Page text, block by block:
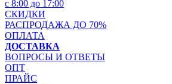
с 8:00 до 17:00
СКИДКИ
РАСПРОДАЖА ДО 70%
ОПЛАТА
ДОСТАВКА
ВОПРОСЫ И ОТВЕТЫ
ОПТ
ПРАЙС